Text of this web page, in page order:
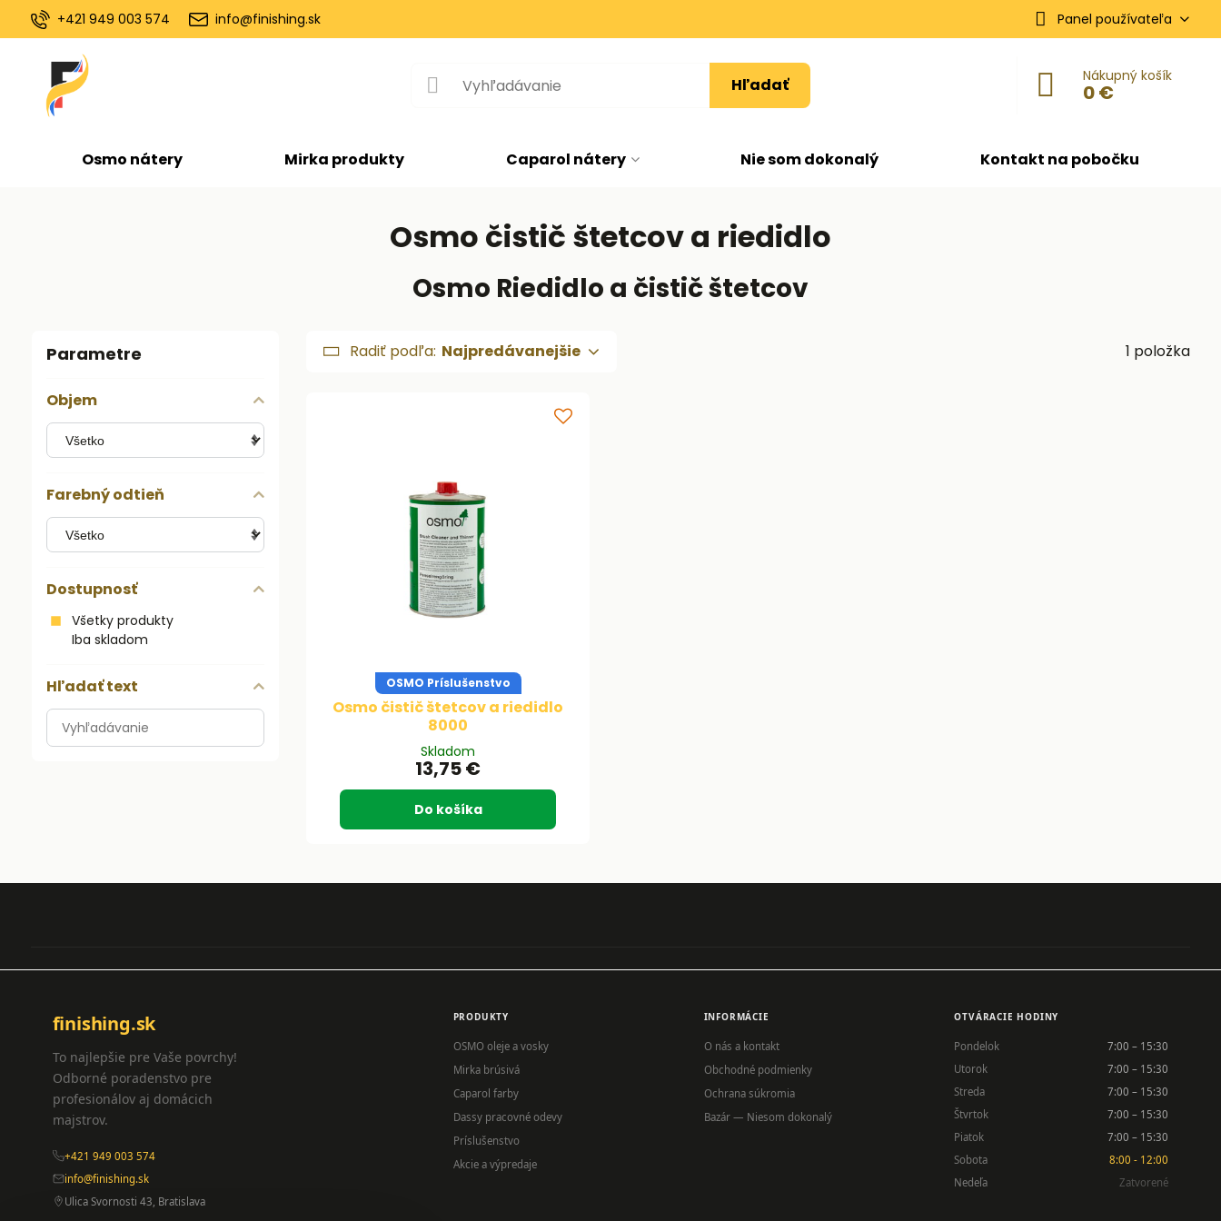
+421 949 003 574 info@finishing.sk Panel používateľa
Hľadať Nákupný košík
0 €
Osmo nátery Mirka produkty Caparol nátery Nie som dokonalý Kontakt na pobočku
Osmo čistič štetcov a riedidlo
Osmo Riedidlo a čistič štetcov
Radiť podľa: Najpredávanejšie 1 položka
OSMO Príslušenstvo
Osmo čistič štetcov a riedidlo
8000
Skladom
13,75 €
Do košíka
Parametre
Objem
Farebný odtieň
Dostupnosť
Všetky produkty
Iba skladom
Hľadať text
Prehľadať
výsledky
finishing.sk
To najlepšie pre Vaše povrchy!
Odborné poradenstvo pre
profesionálov aj domácich
majstrov.
+421 949 003 574
info@finishing.sk
Ulica Svornosti 43, Bratislava
PRODUKTY
OSMO oleje a vosky
Mirka brúsivá
Caparol farby
Dassy pracovné odevy
Príslušenstvo
Akcie a výpredaje
INFORMÁCIE
O nás a kontakt
Obchodné podmienky
Ochrana súkromia
Bazár — Niesom dokonalý
OTVÁRACIE HODINY
Pondelok
7:00 – 15:30
Utorok
7:00 – 15:30
Streda
7:00 – 15:30
Štvrtok
7:00 – 15:30
Piatok
7:00 – 15:30
Sobota
8:00 - 12:00
Nedeľa
Zatvorené